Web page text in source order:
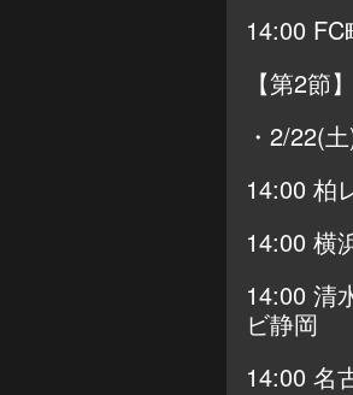
14:00
【第2節】
・2/22(
14:00 柏
14:00 横
14:00 清
ビ静岡
14:00 名